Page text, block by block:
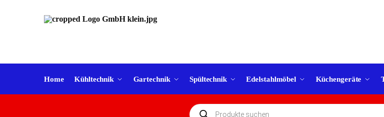
Home Kühltechnik Gartechnik Spültechnik Edelstahlmöbel Küchengeräte